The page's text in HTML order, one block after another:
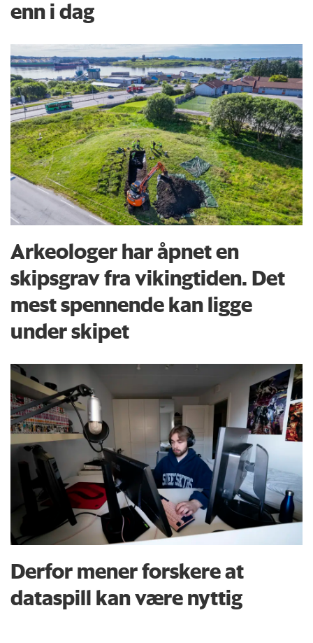
enn i dag
Arkeologer har åpnet en
skipsgrav fra vikingtiden. Det
mest spennende kan ligge
under skipet
Derfor mener forskere at
dataspill kan være nyttig